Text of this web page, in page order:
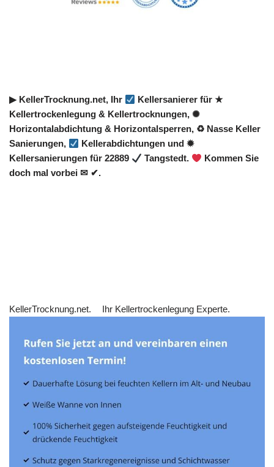
▶︎ KellerTrocknung.net, Ihr
Kellersanierer für ★
Kellertrockenlegung & Kellertrocknungen, ✺
Horizontalabdichtung & Horizontalsperren, ♻ Nasse Keller
Sanierungen,
Kellerabdichtungen und ✹
Kellersanierungen für 22889
Tangstedt.
Kommen Sie
doch mal vorbei ✉ ✔.
KellerTrocknung.net. Ihr Kellertrockenlegung Experte.